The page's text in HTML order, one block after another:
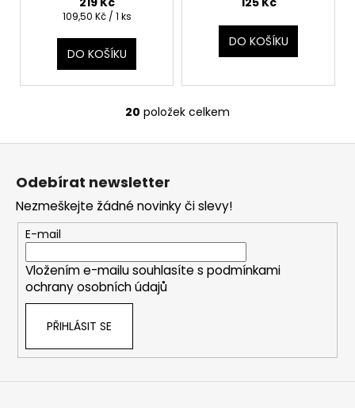
Měrná
109,50 Kč / 1 ks
DO KOŠÍKU
DO KOŠÍKU
O
v
a
c
í
p
r
ý
p
20 položek celkem
Z
Odebírat newsletter
Nezmeškejte žádné novinky či slevy!
E-mail
Vložením e-mailu souhlasíte s podmínkami
ochrany osobních údajů
PŘIHLÁSIT SE